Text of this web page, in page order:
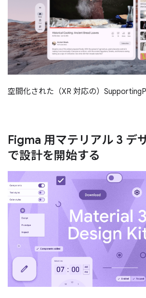
空間化された（XR 対応の）
Figma 用マテリアル 3 デ
で設計を開始する